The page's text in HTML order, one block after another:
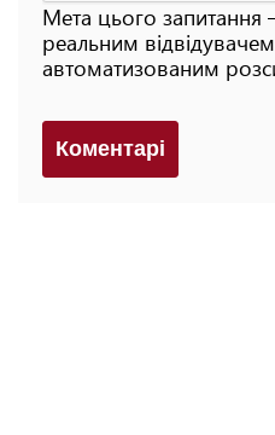
Мета цього
реальним відвідувачем
автоматизованим
Коментарi